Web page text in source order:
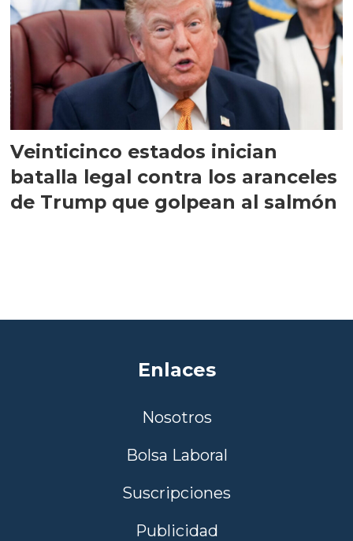
Veinticinco estados inician
batalla legal contra los aranceles
de Trump que golpean al salmón
Enlaces
Nosotros
Bolsa Laboral
Suscripciones
Publicidad